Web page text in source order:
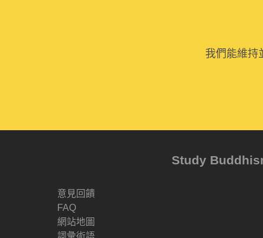
我們能維持
Study
意見回饋
FAQ
網站地圖
詞彙術語